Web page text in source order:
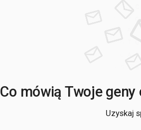
Co mówią Twoje
Uzyskaj